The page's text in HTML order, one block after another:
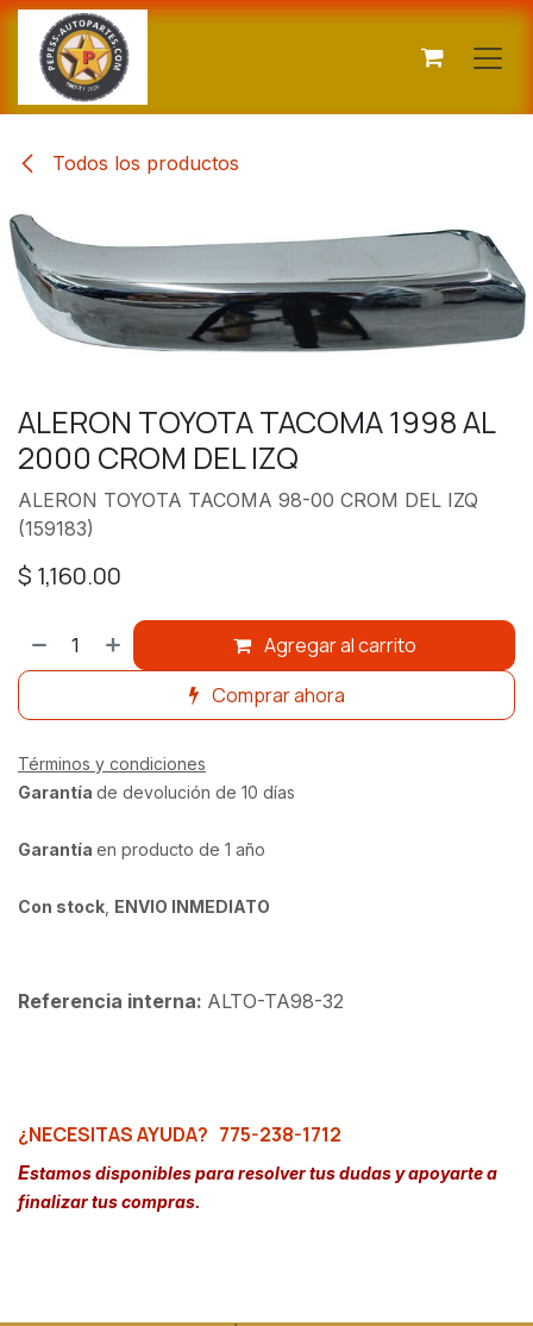
Ir al contenido
Todos los productos
ALERON TOYOTA TACOMA 1998 AL
2000 CROM DEL IZQ
ALERON TOYOTA TACOMA 98-00 CROM DEL IZQ
(159183)
$ 1,160.00
Agregar al carrito
Comprar ahora
Términos y condiciones
Garantía de devolución de 10 días
Garantía en producto de 1 año
Con stock, ENVIO INMEDIATO
Referencia interna: ALTO-TA98-32
¿NECESITAS AYUDA? 775-238-1712
Estamos disponibles para resolver tus dudas y apoyarte a
finalizar tus compras.